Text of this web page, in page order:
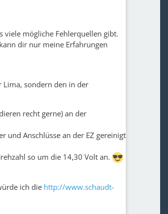
viele mögliche Fehlerquellen gibt.
dir nur meine Erfahrungen
Lima, sondern den in der
recht gerne) an der
und Anschlüsse an der EZ gereinigt
so um die 14,30 Volt an.
ich die http://www.schaudt-